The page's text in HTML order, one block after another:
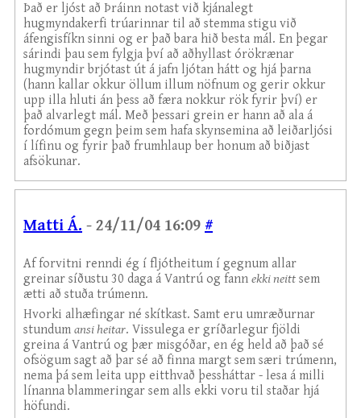
Það er ljóst að Þráinn notast við kjánalegt
hugmyndakerfi trúarinnar til að stemma stigu við
áfengisfíkn sinni og er það bara hið besta mál. En þegar
sárindi þau sem fylgja því að aðhyllast órökrænar
hugmyndir brjótast út á jafn ljótan hátt og hjá þarna
(hann kallar okkur öllum illum nöfnum og gerir okkur
upp illa hluti án þess að færa nokkur rök fyrir því) er
það alvarlegt mál. Með þessari grein er hann að ala á
fordómum gegn þeim sem hafa skynsemina að leiðarljósi
í lífinu og fyrir það frumhlaup ber honum að biðjast
afsökunar.
Matti Á. - 24/11/04 16:09 #
Af forvitni renndi ég í fljótheitum í gegnum allar
greinar síðustu 30 daga á Vantrú og fann ekki neitt sem
ætti að stuða trúmenn.
Hvorki alhæfingar né skítkast. Samt eru umræðurnar
stundum ansi heitar. Vissulega er gríðarlegur fjöldi
greina á Vantrú og þær misgóðar, en ég held að það sé
ofsögum sagt að þar sé að finna margt sem særi trúmenn,
nema þá sem leita upp eitthvað þessháttar - lesa á milli
línanna blammeringar sem alls ekki voru til staðar hjá
höfundi.